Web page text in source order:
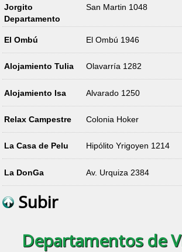
Jorgito
Departamento
San Martin 1048
El Ombú El Ombú 1946
Alojamiento Tulia Olavarría 1282
Alojamiento Isa Alvarado 1250
Relax Campestre Colonia Hoker
La Casa de Pelu Hipólito Yrigoyen 1214
La DonGa Av. Urquiza 2384
Subir
Departamentos de